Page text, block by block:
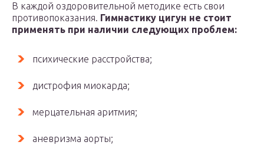
В каждой оздоровительной методике есть свои
противопоказания. Гимнастику цигун не стоит
применять при наличии следующих проблем:
психические расстройства;
дистрофия миокарда;
мерцательная аритмия;
аневризма аорты;